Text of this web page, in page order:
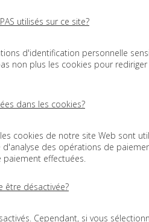
utilisés sur ce site?
d'identification personnelle
non plus les cookies pour
dans les cookies?
cookies de notre site Web sont
des opérations de
effectuées.
être désactivée?
Cependant, si vous